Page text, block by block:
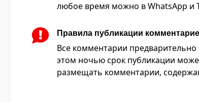
любое время можно в WhatsApp и
Правила публикации
Все комментарии
этом ночью срок публикации
размещать комментарии,